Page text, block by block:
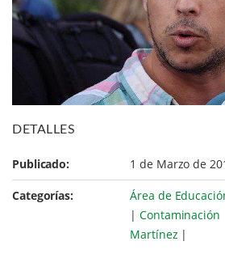
DETALLES
Publicado: 1 de Marzo de
Categorías: Área de
|Contaminación
Martínez |